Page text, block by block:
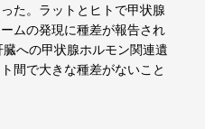
た。ラットとヒトで甲状腺
ムの発現に種差が報告され
への甲状腺ホルモン関連遺
間で大きな種差がないこと